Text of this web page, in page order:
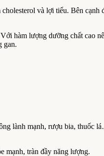
và lợi tiểu. Bên cạnh
hàm lượng dưỡng chất cao
gan.
lành mạnh, rượu bia, thuốc
mạnh, tràn đầy năng lượng.